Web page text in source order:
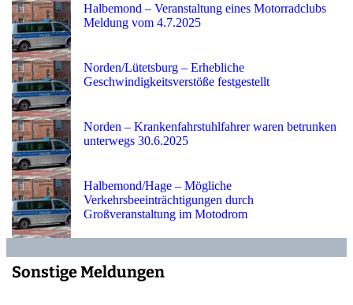
Halbemond – Veranstaltung eines Motorradclubs
Meldung vom 4.7.2025
Norden/Lütetsburg – Erhebliche
Geschwindigkeitsverstöße festgestellt
Norden – Krankenfahrstuhlfahrer waren betrunken
unterwegs 30.6.2025
Halbemond/Hage – Mögliche
Verkehrsbeeinträchtigungen durch
Großveranstaltung im Motodrom
Sonstige Meldungen